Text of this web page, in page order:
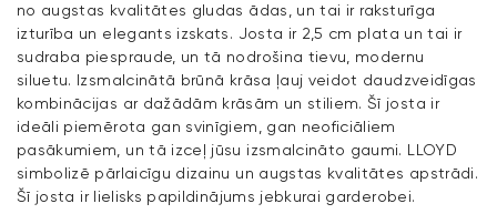
no augstas kvalitātes gludas ādas, un tai ir raksturīga
izturība un elegants izskats. Josta ir 2,5 cm plata un tai ir
sudraba piespraude, un tā nodrošina tievu, modernu
siluetu. Izsmalcinātā brūnā krāsa ļauj veidot daudzveidīgas
kombinācijas ar dažādām krāsām un stiliem. Šī josta ir
ideāli piemērota gan svinīgiem, gan neoficiāliem
pasākumiem, un tā izceļ jūsu izsmalcināto gaumi. LLOYD
simbolizē pārlaicīgu dizainu un augstas kvalitātes apstrādi.
Šī josta ir lielisks papildinājums jebkurai garderobei.